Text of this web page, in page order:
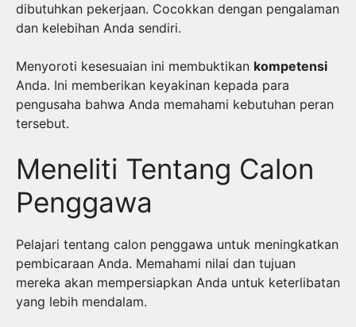
dibutuhkan pekerjaan. Cocokkan dengan pengalaman
dan kelebihan Anda sendiri.
Menyoroti kesesuaian ini membuktikan kompetensi
Anda. Ini memberikan keyakinan kepada para
pengusaha bahwa Anda memahami kebutuhan peran
tersebut.
Meneliti Tentang Calon
Penggawa
Pelajari tentang calon penggawa untuk meningkatkan
pembicaraan Anda. Memahami nilai dan tujuan
mereka akan mempersiapkan Anda untuk keterlibatan
yang lebih mendalam.